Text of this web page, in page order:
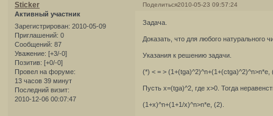
Поделиться2010-05-23 09:57:24
Sticker
Активный участник
Зарегистрирован: 2010-05-09
Приглашений: 0
Сообщений: 87
Уважение: [+3/-0]
Позитив: [+0/-0]
Провел на форуме:
13 часов 39 минут
Последний визит:
2010-12-06 00:07:47
Задача.
Доказать, что для любого натурального
Указания к решению задачи.
(*) < = > (1+(tga)^2)^n+(1+(ctga)^2)^n>n*e,
Пусть x=(tga)^2, где x>0. Тогда
(1+x)^n+(1+1/x)^n>n*e, (2).